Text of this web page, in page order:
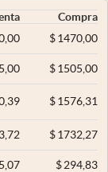
Compra
$1470,00
$1505,00
$1576,31
$1732,27
$294,83